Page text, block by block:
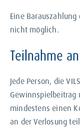
Eine
nicht möglich.
Teilnahme
Jede Person, die
Gewinnspielbeitrag
mindestens einen
an der Verlosung